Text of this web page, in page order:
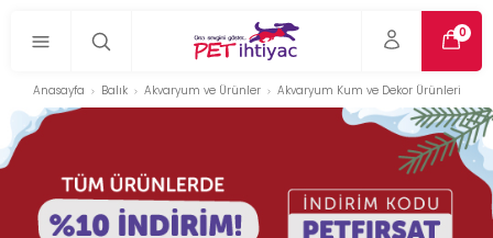
0
Anasayfa Balık Akvaryum ve Ürünler Akvaryum Kum ve Dekor Ürünleri